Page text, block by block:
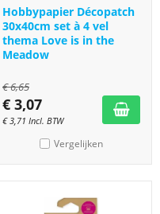
Hobbypapier Décopatch
30x40cm set à 4 vel
thema Love is in the
Meadow
€6,65
€ 3,07
€3,71 Incl. BTW
Vergelijken